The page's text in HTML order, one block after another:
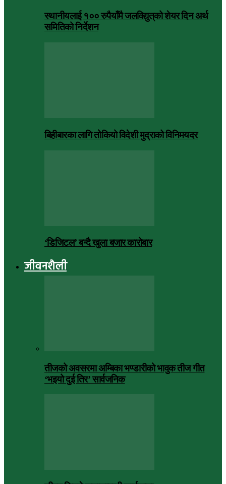
स्थानीयलाई १०० रुपैयाँमै जलविद्युत्‌को शेयर दिन अर्थ
समितिको निर्देशन
बिहीबारका लागि तोकियो विदेशी मुद्राको विनिमयदर
‘डिजिटल’ बन्दै खुला बजार कारोबार
जीवनशैली
तीजको अवसरमा अम्बिका भण्डारीको भावुक तीज गीत
‘भइयो दुई तिर’ सार्वजनिक